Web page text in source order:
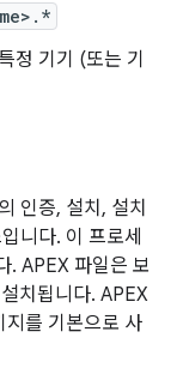
정 기기 (또는 기
인증, 설치, 설치
니다. 이 프로세
. APEX 파일은 보
치됩니다. APEX
지를 기본으로 사